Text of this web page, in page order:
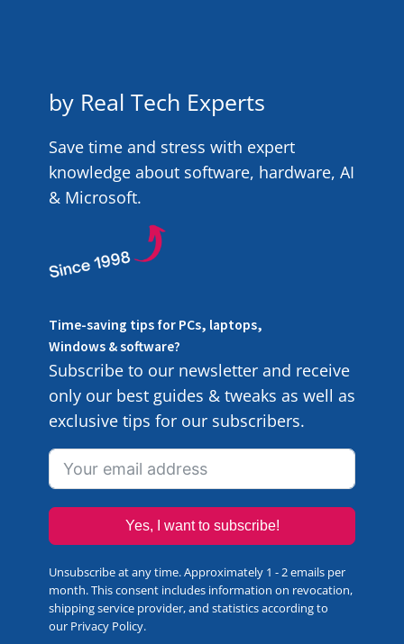
by Real Tech Experts
Save time and stress with expert
knowledge about software, hardware, AI
& Microsoft.
Time-saving tips for PCs, laptops,
Windows & software?
Subscribe to our newsletter and receive
only our best guides & tweaks as well as
exclusive tips for our subscribers.
Yes, I want to subscribe!
Unsubscribe at any time. Approximately 1 - 2 emails per
month. This consent includes information on revocation,
shipping service provider, and statistics according to
our Privacy Policy.